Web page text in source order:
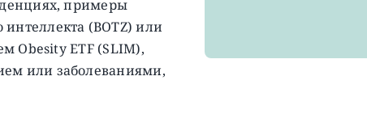
примеры
(BOTZ) или
Obesity ETF (SLIM),
или заболеваниями,